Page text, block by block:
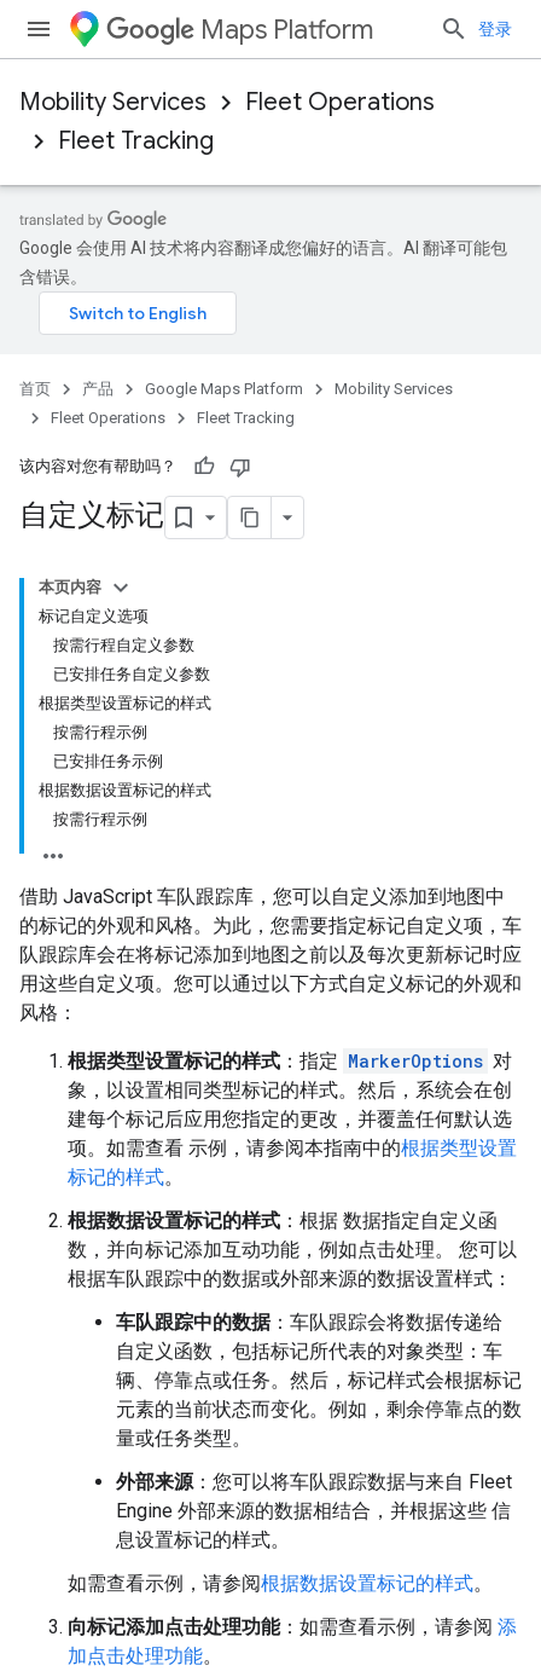
Maps Platform 登录
Mobility Services
Fleet Operations
Fleet Tracking
Google 会使用 AI 技术将内容翻译成您偏好的语言。AI 翻译可能包
含错误。
首页 产品 Google Maps Platform
Mobility Services
Fleet Operations
Fleet Tracking
该内容对您有帮助吗？
自定义标记
本页内容
标记自定义选项
按需行程自定义参数
已安排任务自定义参数
根据类型设置标记的样式
按需行程示例
已安排任务示例
根据数据设置标记的样式
按需行程示例
借助 JavaScript 车队跟踪库，您可以自定义添加到地图中
的标记的外观和风格。为此，您需要指定标记自定义项，车
队跟踪库会在将标记添加到地图之前以及每次更新标记时应
用这些自定义项。您可以通过以下方式自定义标记的外观和
风格：
根据类型设置标记的样式 ：指定 MarkerOptions 对
象，以设置相同类型标记的样式。然后，系统会在创
建每个标记后应用您指定的更改，并覆盖任何默认选
项。如需查看 示例，请参阅本指南中的根据类型设置
标记的样式。
根据数据设置标记的样式 ：根据 数据指定自定义函
数，并向标记添加互动功能，例如点击处理。 您可以
根据车队跟踪中的数据或外部来源的数据设置样式：
车队跟踪中的数据：车队跟踪会将数据传递给
自定义函数，包括标记所代表的对象类型：车
辆、停靠点或任务。然后，标记样式会根据标记
元素的当前状态而变化。例如，剩余停靠点的数
量或任务类型。
外部来源：您可以将车队跟踪数据与来自 Fleet
Engine 外部来源的数据相结合，并根据这些 信
息设置标记的样式。
如需查看示例，请参阅根据数据设置标记的样式。
向标记添加点击处理功能：如需查看示例，请参阅 添
加点击处理功能。